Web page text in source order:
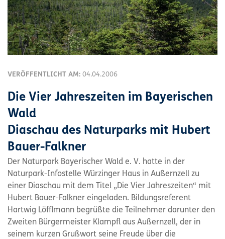
VERÖFFENTLICHT AM: 04.04.2006
Die Vier Jahreszeiten im Bayerischen
Wald
Diaschau des Naturparks mit Hubert
Bauer-Falkner
Der Naturpark Bayerischer Wald e. V. hatte in der
Naturpark-Infostelle Würzinger Haus in Außernzell zu
einer Diaschau mit dem Titel „Die Vier Jahreszeiten“ mit
Hubert Bauer-Falkner eingeladen. Bildungsreferent
Hartwig Löfflmann begrüßte die Teilnehmer darunter den
Zweiten Bürgermeister Klampfl aus Außernzell, der in
seinem kurzen Grußwort seine Freude über die